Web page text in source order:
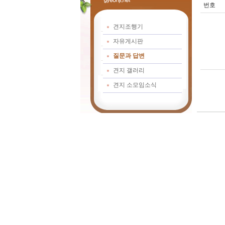
견지조행기
자유게시판
질문과 답변
견지 갤러리
견지 소모임소식
번호